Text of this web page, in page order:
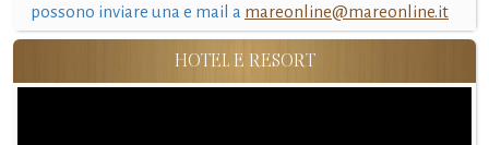
possono inviare una e mail a mareonline@mareonline.it
HOTEL E RESORT